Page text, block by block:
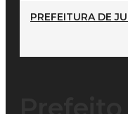
PREFEITURA DE